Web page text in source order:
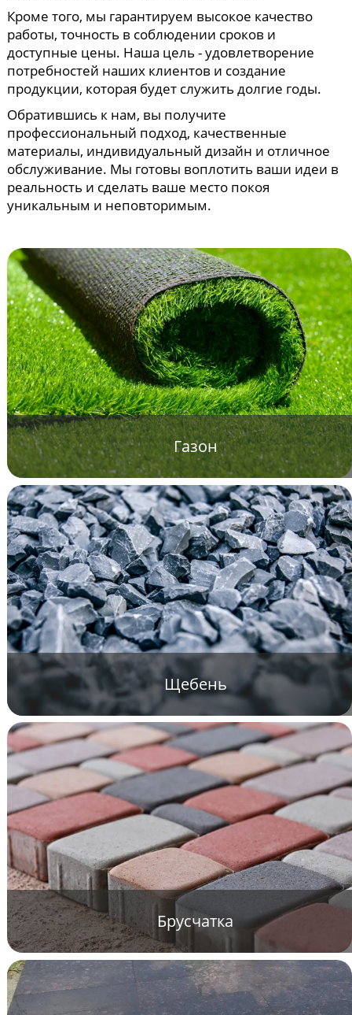
Кроме того, мы гарантируем высокое качество
работы, точность в соблюдении сроков и
доступные цены. Наша цель - удовлетворение
потребностей наших клиентов и создание
продукции, которая будет служить долгие годы.
Обратившись к нам, вы получите
профессиональный подход, качественные
материалы, индивидуальный дизайн и отличное
обслуживание. Мы готовы воплотить ваши идеи в
реальность и сделать ваше место покоя
уникальным и неповторимым.
Газон
Щебень
Брусчатка